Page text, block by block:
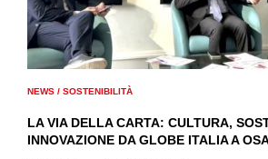
NEWS / SOSTENIBILITÀ
LA VIA DELLA CARTA: CULTURA,
INNOVAZIONE DA GLOBE ITALIA A